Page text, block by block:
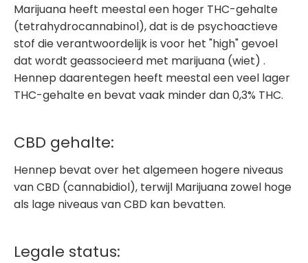
Marijuana heeft meestal een hoger THC-gehalte
(tetrahydrocannabinol), dat is de psychoactieve
stof die verantwoordelijk is voor het "high" gevoel
dat wordt geassocieerd met marijuana (wiet) .
Hennep daarentegen heeft meestal een veel lager
THC-gehalte en bevat vaak minder dan 0,3% THC.
CBD gehalte:
Hennep bevat over het algemeen hogere niveaus
van CBD (cannabidiol), terwijl Marijuana zowel hoge
als lage niveaus van CBD kan bevatten.
Legale status: